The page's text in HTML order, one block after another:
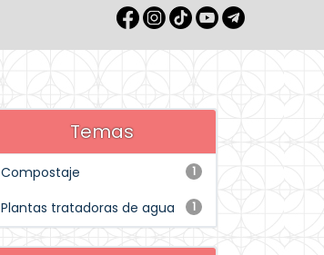
Temas
1
Compostaje
1
Plantas tratadoras de agua